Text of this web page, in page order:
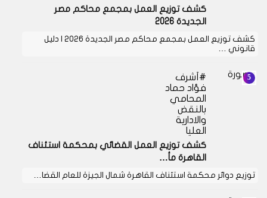
كشف توزيع العمل بمجمع محاكم مصر
الجديدة 2026
كشف توزيع العمل بمجمع محاكم مصر الجديدة 2026 | دليل
قانوني …
أشرف
فؤاد حماد
المحامي
بالنقض
والادارية
العليا
كشف توزيع العمل القضائي بمحكمة استئناف
القاهرة مأ…
توزيع دوائر محكمة استئناف القاهرة شمال الجيزة للعام القضا…